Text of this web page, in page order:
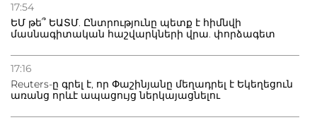
17:54
ԵՄ թե՞ ԵԱՏՄ. Ընտրությունը պետք է հիմնվի
մասնագիտական հաշվարկների վրա. փորձագետ
17:16
Reuters-ը գրել է, որ Փաշինյանը մեղադրել է Եկեղեցուն
առանց որևէ ապացույց ներկայացնելու